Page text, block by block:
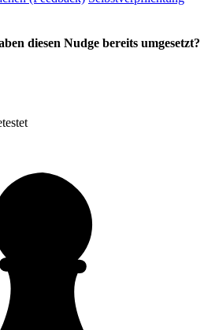
diesen Nudge bereits umgesetzt?